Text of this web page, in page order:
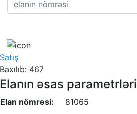
Satış
Baxılıb: 467
Elanın əsas parametrləri
Elan nömrəsi: 81065